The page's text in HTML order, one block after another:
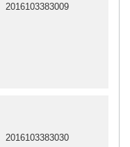
2016103383009
2016103383030